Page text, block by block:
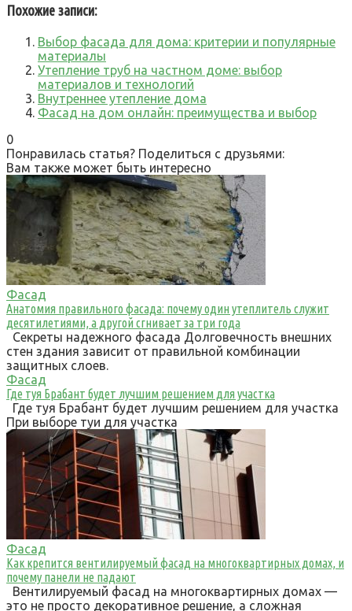
Похожие записи:
Выбор фасада для дома: критерии и популярные
материалы
Утепление труб на частном доме: выбор
материалов и технологий
Внутреннее утепление дома
Фасад на дом онлайн: преимущества и выбор
0
Понравилась статья? Поделиться с друзьями:
Вам также может быть интересно
Фасад
Анатомия правильного фасада: почему один утеплитель служит
десятилетиями, а другой сгнивает за три года
Секреты надежного фасада Долговечность внешних
стен здания зависит от правильной комбинации
защитных слоев.
Фасад
Где туя Брабант будет лучшим решением для участка
Где туя Брабант будет лучшим решением для участка
При выборе туи для участка
Фасад
Как крепится вентилируемый фасад на многоквартирных домах, и
почему панели не падают
Вентилируемый фасад на многоквартирных домах —
это не просто декоративное решение, а сложная